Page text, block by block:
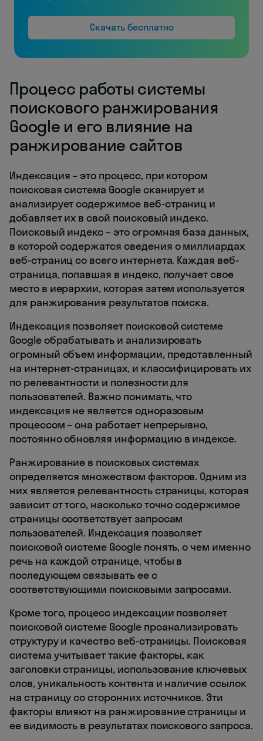
Скачать бесплатно
Процесс работы системы
поискового ранжирования
Google и его влияние на
ранжирование сайтов
Индексация – это процесс, при котором
поисковая система Google сканирует и
анализирует содержимое веб-страниц и
добавляет их в свой поисковый индекс.
Поисковый индекс – это огромная база данных,
в которой содержатся сведения о миллиардах
веб-страниц со всего интернета. Каждая веб-
страница, попавшая в индекс, получает свое
место в иерархии, которая затем используется
для ранжирования результатов поиска.
Индексация позволяет поисковой системе
Google обрабатывать и анализировать
огромный объем информации, представленный
на интернет-страницах, и классифицировать их
по релевантности и полезности для
пользователей. Важно понимать, что
индексация не является одноразовым
процессом – она работает непрерывно,
постоянно обновляя информацию в индексе.
Ранжирование в поисковых системах
определяется множеством факторов. Одним из
них является релевантность страницы, которая
зависит от того, насколько точно содержимое
страницы соответствует запросам
пользователей. Индексация позволяет
поисковой системе Google понять, о чем именно
речь на каждой странице, чтобы в
последующем связывать ее с
соответствующими поисковыми запросами.
Кроме того, процесс индексации позволяет
поисковой системе Google проанализировать
структуру и качество веб-страницы. Поисковая
система учитывает такие факторы, как
заголовки страницы, использование ключевых
слов, уникальность контента и наличие ссылок
на страницу со сторонних источников. Эти
факторы влияют на ранжирование страницы и
ее видимость в результатах поискового запроса.